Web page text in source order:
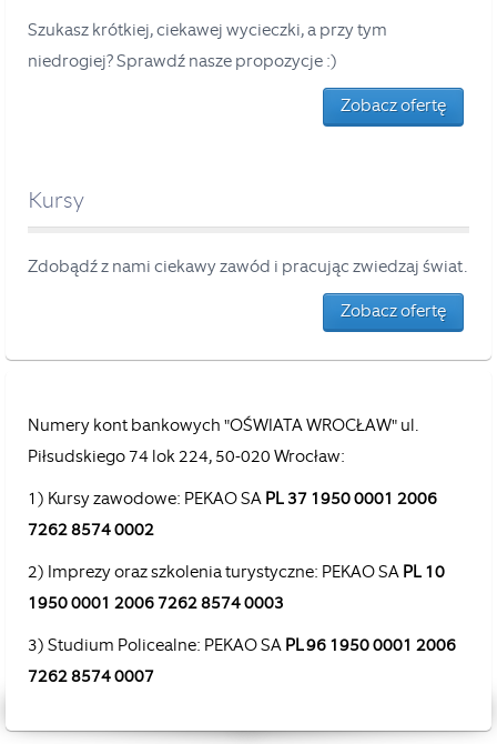
Szukasz krótkiej, ciekawej wycieczki, a przy tym
niedrogiej? Sprawdź nasze propozycje :)
Zobacz ofertę
Kursy
Zdobądź z nami ciekawy zawód i pracując zwiedzaj świat.
Zobacz ofertę
Numery kont bankowych "OŚWIATA WROCŁAW" ul.
Piłsudskiego 74 lok 224, 50-020 Wrocław:
1) Kursy zawodowe: PEKAO SA PL 37 1950 0001 2006
7262 8574 0002
2) Imprezy oraz szkolenia turystyczne: PEKAO SA PL 10
1950 0001 2006 7262 8574 0003
3) Studium Policealne: PEKAO SA PL 96 1950 0001 2006
7262 8574 0007